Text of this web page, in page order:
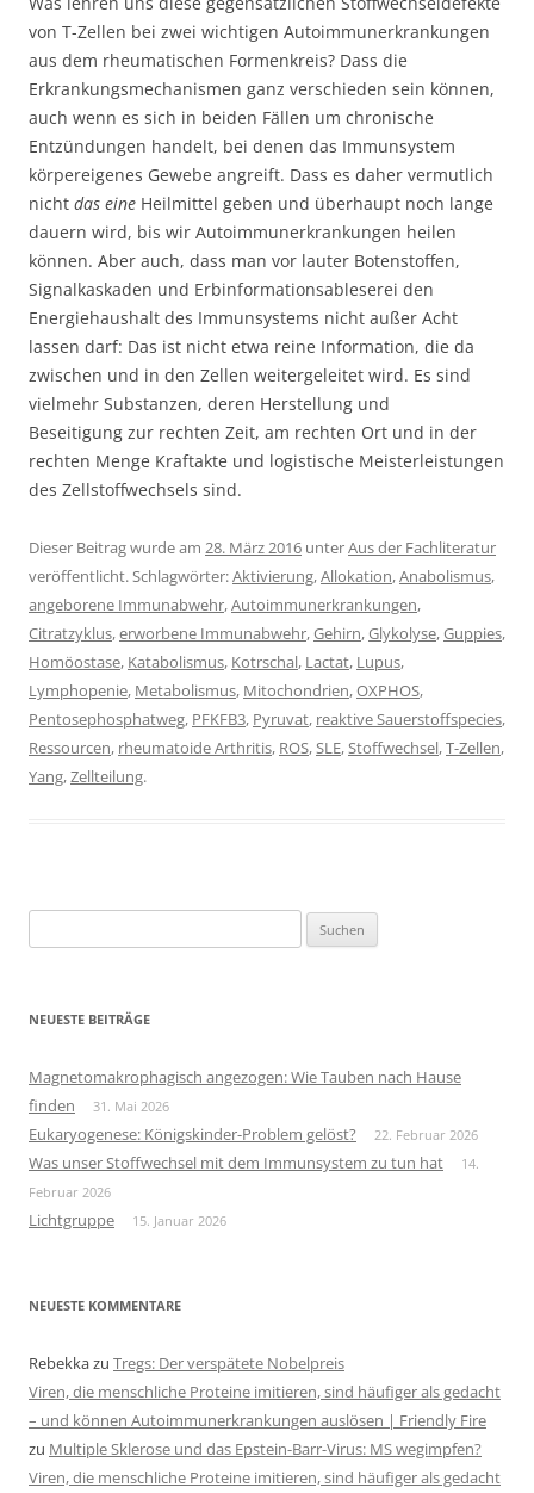
von T-Zellen bei zwei wichtigen Autoimmunerkrankungen
aus dem rheumatischen Formenkreis? Dass die
Erkrankungsmechanismen ganz verschieden sein können,
auch wenn es sich in beiden Fällen um chronische
Entzündungen handelt, bei denen das Immunsystem
körpereigenes Gewebe angreift. Dass es daher vermutlich
nicht das eine Heilmittel geben und überhaupt noch lange
dauern wird, bis wir Autoimmunerkrankungen heilen
können. Aber auch, dass man vor lauter Botenstoffen,
Signalkaskaden und Erbinformationsableserei den
Energiehaushalt des Immunsystems nicht außer Acht
lassen darf: Das ist nicht etwa reine Information, die da
zwischen und in den Zellen weitergeleitet wird. Es sind
vielmehr Substanzen, deren Herstellung und
Beseitigung zur rechten Zeit, am rechten Ort und in der
rechten Menge Kraftakte und logistische Meisterleistungen
des Zellstoffwechsels sind.
Dieser Beitrag wurde am 28. März 2016 unterAus der Fachliteratur
veröffentlicht. Schlagwörter:Aktivierung,Allokation,Anabolismus,
angeborene Immunabwehr,Autoimmunerkrankungen,
Citratzyklus,erworbene Immunabwehr,Gehirn,Glykolyse,Guppies,
Homöostase, Katabolismus, Kotrschal, Lactat, Lupus,
Lymphopenie, Metabolismus, Mitochondrien,OXPHOS,
Pentosephosphatweg, PFKFB3, Pyruvat, reaktive Sauerstoffspecies,
Ressourcen, rheumatoide Arthritis, ROS,SLE,Stoffwechsel,T-Zellen,
Yang,Zellteilung.
nach:
NEUESTE BEITRÄGE
Magnetomakrophagisch angezogen: Wie Tauben nach Hause
finden
31. Mai 2026
Eukaryogenese: Königskinder-Problem gelöst? 22. Februar 2026
Was unser Stoffwechsel mit dem Immunsystem zu tun hat
14.
Februar 2026
Lichtgruppe 15. Januar 2026
NEUESTE KOMMENTARE
Rebekkazu Tregs: Der verspätete Nobelpreis
Viren, die menschliche Proteine imitieren, sind häufiger als gedacht
– und können Autoimmunerkrankungen auslösen | Friendly Fire
zu Multiple Sklerose und das Epstein-Barr-Virus: MS wegimpfen?
Viren, die menschliche Proteine imitieren, sind häufiger als gedacht